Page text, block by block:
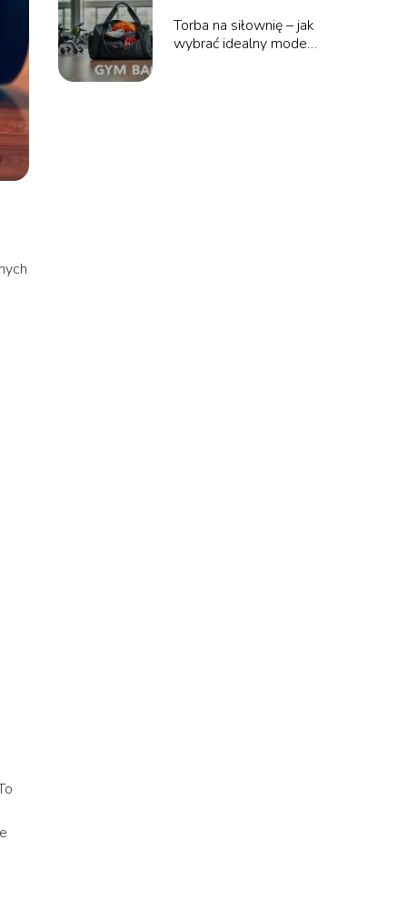
Torba na siłownię – jak
wybrać idealny model